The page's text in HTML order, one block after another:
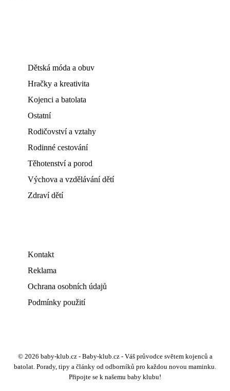
Dětská móda a obuv
Hračky a kreativita
Kojenci a batolata
Ostatní
Rodičovství a vztahy
Rodinné cestování
Těhotenství a porod
Výchova a vzdělávání dětí
Zdraví dětí
Kontakt
Reklama
Ochrana osobních údajů
Podmínky použití
© 2026 baby-klub.cz - Baby-klub.cz - Váš průvodce světem kojenců a
batolat. Porady, tipy a články od odborníků pro každou novou maminku.
Připojte se k našemu baby klubu!